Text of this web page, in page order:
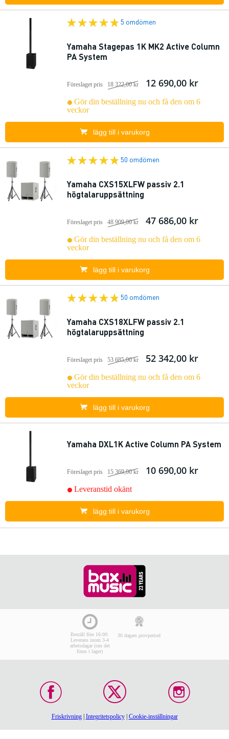
5 omdömen
Yamaha Stagepas 1K MK2 Active Column
PA System
Föreslaget pris 18 322,00 kr 12 690,00 kr
Gör din beställning nu och få den om 6
veckor
lägg till i varukorg
50 omdömen
Yamaha CXS15XLFW passiv 2.1
högtalaruppsättning
Föreslaget pris 48 909,00 kr 47 686,00 kr
Gör din beställning nu och få den om 6
veckor
lägg till i varukorg
50 omdömen
Yamaha CXS18XLFW passiv 2.1
högtalaruppsättning
Föreslaget pris 53 685,00 kr 52 342,00 kr
Gör din beställning nu och få den om 6
veckor
lägg till i varukorg
Yamaha DXL1K Active Column PA System
Föreslaget pris 15 369,00 kr 10 690,00 kr
Leveranstid okänt
lägg till i varukorg
Beställ före 16:00:
Leverans inom 3-4
arbetsdagar (om det
finns i lager)
30 dagars provperiod
Friskrivning| Integritetspolicy| Cookie-inställningar